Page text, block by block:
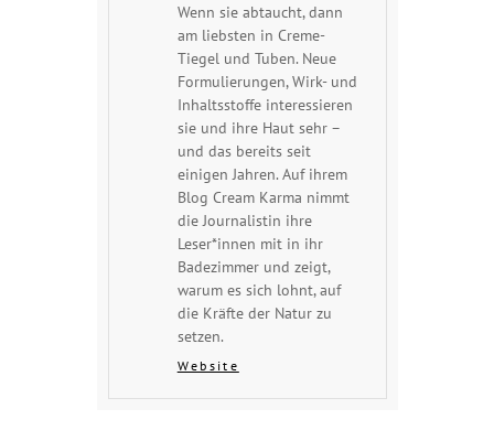
Wenn sie abtaucht, dann
am liebsten in Creme-
Tiegel und Tuben. Neue
Formulierungen, Wirk- und
Inhaltsstoffe interessieren
sie und ihre Haut sehr –
und das bereits seit
einigen Jahren. Auf ihrem
Blog Cream Karma nimmt
die Journalistin ihre
Leser*innen mit in ihr
Badezimmer und zeigt,
warum es sich lohnt, auf
die Kräfte der Natur zu
setzen.
Website